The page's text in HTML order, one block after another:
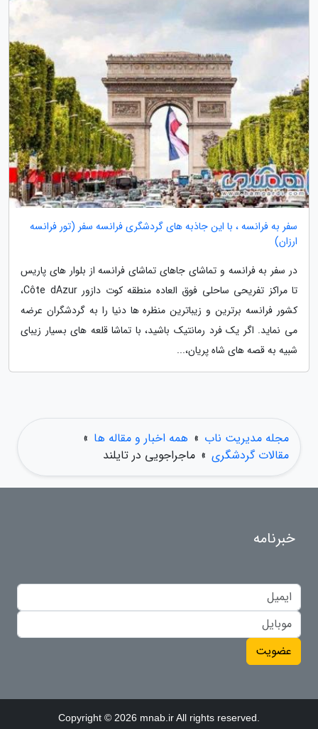
سفر به فرانسه ، با این جاذبه های گردشگری فرانسه سفر (تور فرانسه
ارزان)
در سفر به فرانسه و تماشای جاهای تماشای فرانسه از بلوار های پاریس
تا مراکز تفریحی ساحلی فوق العاده منطقه کوت دازور Côte dAzur،
کشور فرانسه برترین و زیباترین منظره ها دنیا را به گردشگران عرضه
می نماید. اگر یک فرد رمانتیک باشید، با تماشا قلعه های بسیار زیبای
شبیه به قصه های شاه پریان،...
مجله مدیریت ناب » همه اخبار و مقاله ها »
مقالات گردشگری » ماجراجویی در تایلند
خبرنامه
عضویت
Copyright © 2026 mnab.ir All rights reserved.